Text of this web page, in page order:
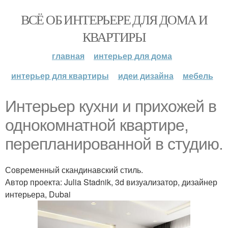
ВСЁ ОБ ИНТЕРЬЕРЕ ДЛЯ ДОМА И
КВАРТИРЫ
главная
интерьер для дома
интерьер для квартиры
идеи дизайна мебель
Интерьер кухни и прихожей в
однокомнатной квартире,
перепланированной в студию.
Современный скандинавский стиль.
Автор проекта: Julia Stadnik, 3d визуализатор, дизайнер
интерьера, Dubai